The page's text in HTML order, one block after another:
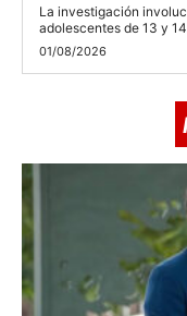
La investigación
adolescentes de 13 y
01/08/2026